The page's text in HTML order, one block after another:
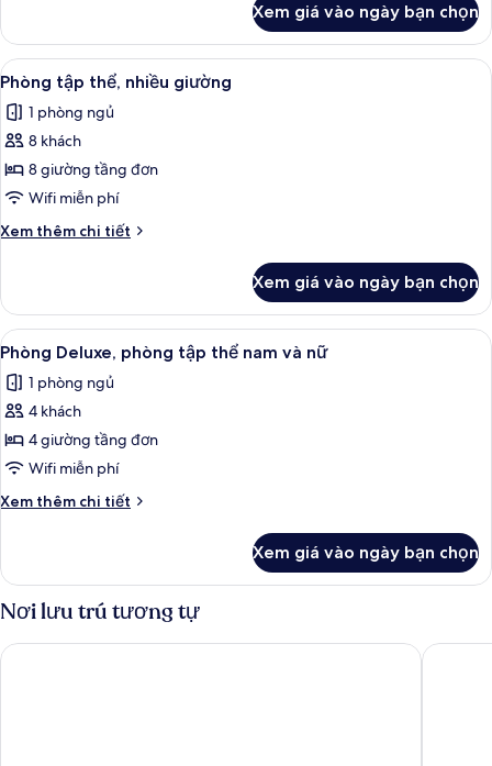
nam
và
nữ
Phòng
Deluxe,
phòng
thể
nam
nữ
Xem giá vào ngày bạn chọn
Xem
tất
cả
ảnh
Phòng
tập
thể,
nhiều
Truy cập Internet không dây miễn
4
Phòng tập thể, nhiều giường
1 phòng ngủ
8 khách
8 giường tầng đơn
Wifi miễn phí
Xem thêm chi tiết
Chi
Phòng
tập
thể,
giường
Xem giá vào ngày bạn chọn
Xem
tất
cả
ảnh
Phòng
Deluxe,
phòng
tập
nam
và
nữ
Truy cập Internet không dây miễn
3
Phòng Deluxe, phòng tập thể nam và nữ
1 phòng ngủ
4 khách
4 giường tầng đơn
Wifi miễn phí
Xem thêm chi tiết
Chi
Phòng
Deluxe,
phòng
tập
thể
Xem giá vào ngày bạn chọn
Nơi lưu trú tương tự
Park Squire Motor Inn and Serviced Apartments Quality